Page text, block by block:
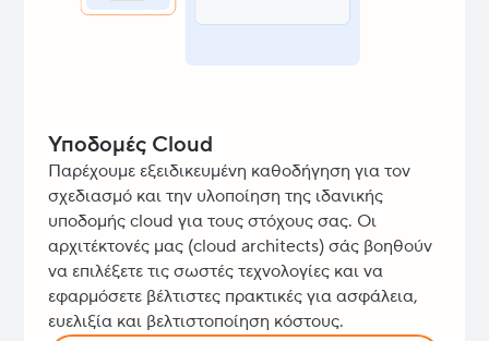
Υποδομές Cloud
Παρέχουμε εξειδικευμένη καθοδήγηση για τον
σχεδιασμό και την υλοποίηση της ιδανικής
υποδομής cloud για τους στόχους σας. Οι
αρχιτέκτονές μας (cloud architects) σάς βοηθούν
να επιλέξετε τις σωστές τεχνολογίες και να
εφαρμόσετε βέλτιστες πρακτικές για ασφάλεια,
ευελιξία και βελτιστοποίηση κόστους.